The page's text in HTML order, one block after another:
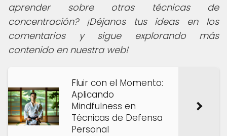
aprender sobre otras técnicas de
concentración? ¡Déjanos tus ideas en los
comentarios y sigue explorando más
contenido en nuestra web!
Fluir con el Momento:
Aplicando
Mindfulness en
Técnicas de Defensa
Personal